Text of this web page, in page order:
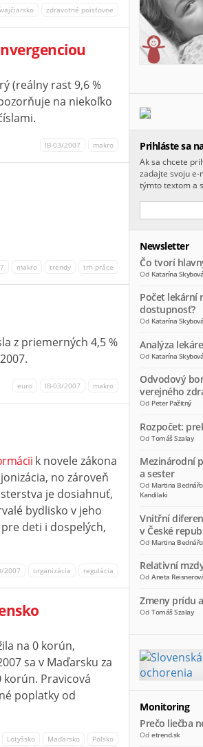
zdravotné poisťovne
(reálny rast 9,6 %
na niekoľko
IB-03/2007 makro
makro trendy trh práce
z priemerných 4,5 %
euro IB-03/2007 makro
k novele zákona
no zároveň
je dosiahnuť,
bydlisko v jeho
deti i dospelých,
2007 organizácia regulácia
na 0 korún,
sa v Maďarsku za
Pravicová
poplatky od
Lotyšsko Maďarsko
Poľsko
Prihláste sa
Ak sa chcete
zadajte svoju
týmto textom a
Newsletter
Čo tvorí
Od Katarína Skybová
Počet lekární
dostupnosť?
Od Katarína Skybová
Analýza
Od Katarína Skybová
Odvodový
verejného
Od Peter Pažitný
Rozpočet:
OdTomáš Szalay
Mezinárodní
a sester
Od Martina
Kandilaki
Vnitřní
v České
Od Martina
Relativní
OdAneta
Zmeny prídu
OdTomáš Szalay
Monitoring
Prečo liečba
Odetrend.sk